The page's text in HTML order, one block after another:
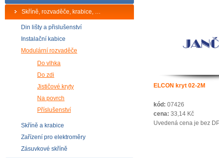
Skříně, rozvaděče, krabice, …
Din lišty a přislušenství
Instalační kabice
Modulární rozvaděče
Do vlhka
Do zdi
Jističové kryty
Na povrch
Příslušenství
Skříně a krabice
Zařízení pro elektroměry
Zásuvkové skříně
ELCON kryt 02-2M
kód: 07426
cena: 33,14 Kč
Uvedená cena je bez